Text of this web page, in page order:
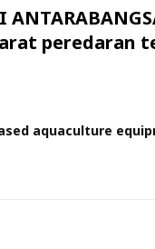
peredaran
aquaculture